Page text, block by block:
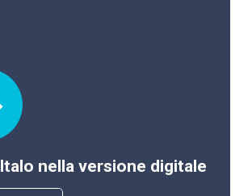
nella versione digitale